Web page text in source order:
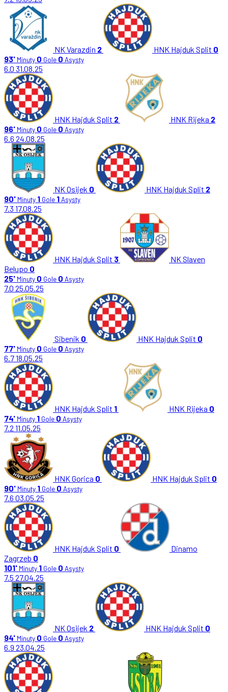
NK Varazdin 2 HNK Hajduk Split 0
93' Minuty 0 Gole 0 Asysty
6.0 31.08.25
HNK Hajduk Split 2 HNK Rijeka 2
96' Minuty 0 Gole 0 Asysty
6.6 24.08.25
NK Osijek 0 HNK Hajduk Split 2
90' Minuty 1 Gole 1Asysty
7.3 17.08.25
HNK Hajduk Split 3
NK Slaven
Belupo 0
25' Minuty 0 Gole 0 Asysty
7.0 25.05.25
Sibenik 0 HNK Hajduk Split 0
77' Minuty 0 Gole 0 Asysty
6.718.05.25
HNK Hajduk Split 1 HNK Rijeka 0
74' Minuty 1 Gole 0 Asysty
7.2 11.05.25
HNK Gorica 0 HNK Hajduk Split 0
90' Minuty 1 Gole 0 Asysty
7.6 03.05.25
HNK Hajduk Split 0
Dinamo
Zagrzeb 0
101' Minuty 1 Gole 0 Asysty
7.5 27.04.25
NK Osijek 2 HNK Hajduk Split 0
94' Minuty 0 Gole 0 Asysty
6.9 23.04.25